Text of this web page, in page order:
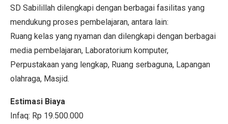
SD Sabilillah dilengkapi dengan berbagai fasilitas yang
mendukung proses pembelajaran, antara lain:
Ruang kelas yang nyaman dan dilengkapi dengan berbagai
media pembelajaran, Laboratorium komputer,
Perpustakaan yang lengkap, Ruang serbaguna, Lapangan
olahraga, Masjid.
Estimasi Biaya
Infaq: Rp 19.500.000